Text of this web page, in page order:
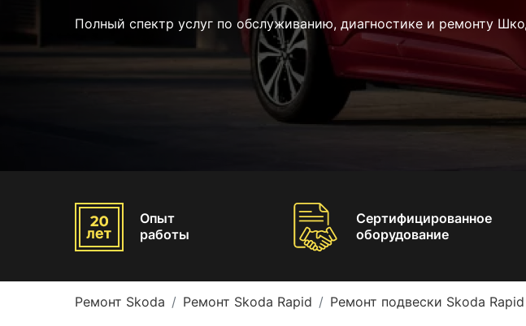
Полный спектр услуг по обслуживанию, диагностике и ремонту
Опыт
работы
Сертифицированное
оборудование
Ремонт Skoda Ремонт Skoda Rapid Ремонт подвески Skoda Rapid